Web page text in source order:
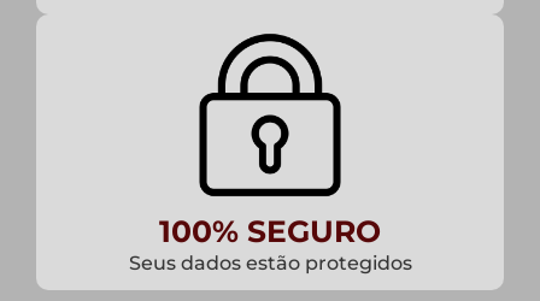
100% SEGURO
Seus dados estão protegidos